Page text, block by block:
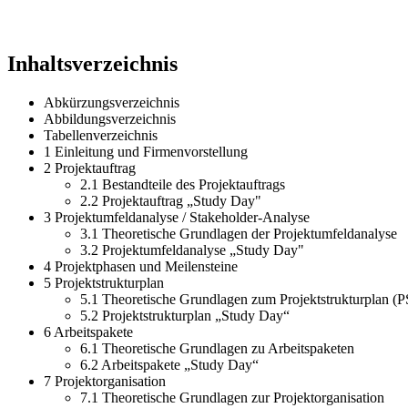
Inhaltsverzeichnis
Abkürzungsverzeichnis
Abbildungsverzeichnis
Tabellenverzeichnis
1 Einleitung und Firmenvorstellung
2 Projektauftrag
2.1 Bestandteile des Projektauftrags
2.2 Projektauftrag „Study Day"
3 Projektumfeldanalyse / Stakeholder-Analyse
3.1 Theoretische Grundlagen der Projektumfeldanalyse
3.2 Projektumfeldanalyse „Study Day"
4 Projektphasen und Meilensteine
5 Projektstrukturplan
5.1 Theoretische Grundlagen zum Projektstrukturplan
5.2 Projektstrukturplan „Study Day“
6 Arbeitspakete
6.1 Theoretische Grundlagen zu Arbeitspaketen
6.2 Arbeitspakete „Study Day“
7 Projektorganisation
7.1 Theoretische Grundlagen zur Projektorganisation